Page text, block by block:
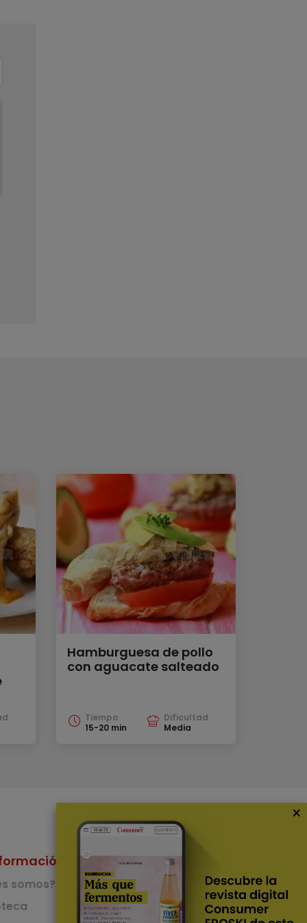
Hamburguesa de pollo
con aguacate salteado
Tiempo
15-20 min
Dificultad
Media
somos?
Nuestras Apps
App de recetas
×